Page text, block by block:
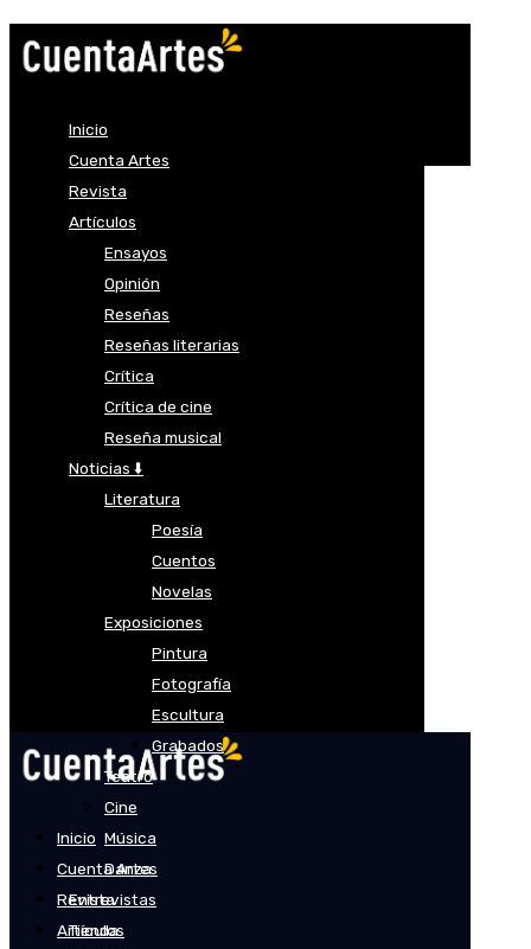
Inicio
Cuenta Artes
Revista
Artículos
Ensayos
Opinión
Reseñas
Reseñas literarias
Crítica
Crítica de cine
Reseña musical
Noticias ⬇️
Literatura
Poesía
Cuentos
Novelas
Exposiciones
Pintura
Fotografía
Escultura
Grabados
Teatro
Cine
Música
Danza
Entrevistas
Tienda
Inicio
Cuenta Artes
Revista
Artículos